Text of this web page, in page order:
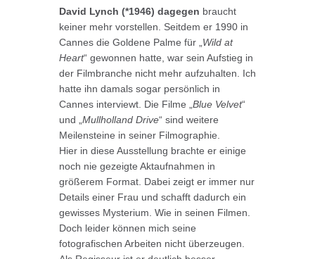
David Lynch (*1946) dagegen braucht
keiner mehr vorstellen. Seitdem er 1990 in
Cannes die Goldene Palme für „ Wild at
Heart“ gewonnen hatte, war sein Aufstieg in
der Filmbranche nicht mehr aufzuhalten. Ich
hatte ihn damals sogar persönlich in
Cannes interviewt. Die Filme „ Blue Velvet“
und „ Mullholland Drive“ sind weitere
Meilensteine in seiner Filmographie.
Hier in diese Ausstellung brachte er einige
noch nie gezeigte Aktaufnahmen in
größerem Format. Dabei zeigt er immer nur
Details einer Frau und schafft dadurch ein
gewisses Mysterium. Wie in seinen Filmen.
Doch leider können mich seine
fotografischen Arbeiten nicht überzeugen.